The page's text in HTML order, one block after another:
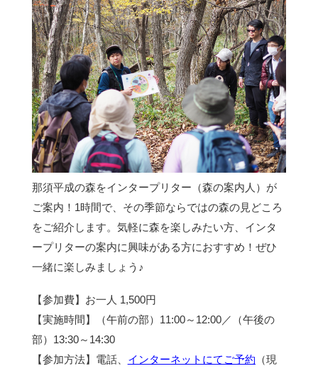
那須平成の森をインタープリター（森の案内人）が
ご案内！1時間で、その季節ならではの森の見どころ
をご紹介します。気軽に森を楽しみたい方、インタ
ープリターの案内に興味がある方におすすめ！ぜひ
一緒に楽しみましょう♪
【参加費】お一人 1,500円
【実施時間】（午前の部）11:00～12:00／（午後の
部）13:30～14:30
【参加方法】電話、 インターネットにてご予約 （現